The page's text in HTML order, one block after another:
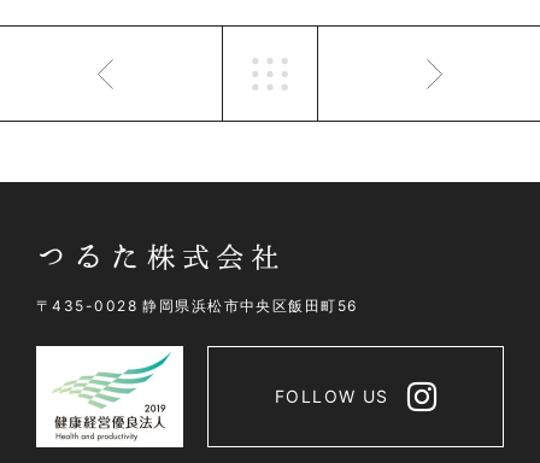
〒435-0028 静岡県浜松市中央区飯田町56
FOLLOW US